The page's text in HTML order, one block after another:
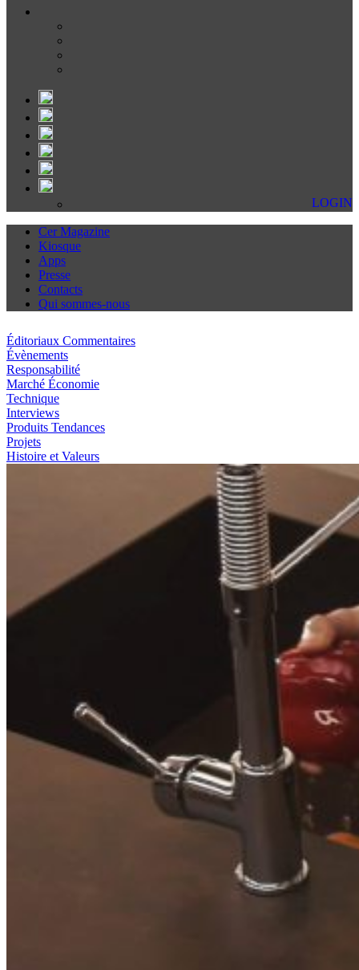
LOGIN
Cer Magazine
Kiosque
Apps
Presse
Contacts
Qui sommes-nous
Éditoriaux Commentaires
Évènements
Responsabilité
Marché Économie
Technique
Interviews
Produits Tendances
Projets
Histoire et Valeurs